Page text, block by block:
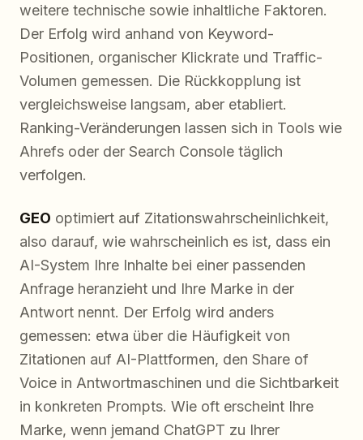
weitere technische sowie inhaltliche Faktoren.
Der Erfolg wird anhand von Keyword-
Positionen, organischer Klickrate und Traffic-
Volumen gemessen. Die Rückkopplung ist
vergleichsweise langsam, aber etabliert.
Ranking-Veränderungen lassen sich in Tools wie
Ahrefs oder der Search Console täglich
verfolgen.
GEO optimiert auf Zitationswahrscheinlichkeit,
also darauf, wie wahrscheinlich es ist, dass ein
AI-System Ihre Inhalte bei einer passenden
Anfrage heranzieht und Ihre Marke in der
Antwort nennt. Der Erfolg wird anders
gemessen: etwa über die Häufigkeit von
Zitationen auf AI-Plattformen, den Share of
Voice in Antwortmaschinen und die Sichtbarkeit
in konkreten Prompts. Wie oft erscheint Ihre
Marke, wenn jemand ChatGPT zu Ihrer